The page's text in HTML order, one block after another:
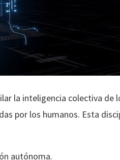
la inteligencia colectiva
por los humanos. Esta
autónoma.